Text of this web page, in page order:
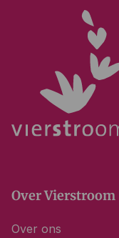
Over Vierstroom
Over ons